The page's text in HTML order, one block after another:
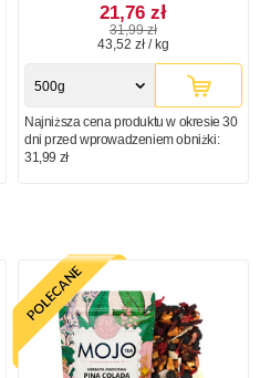
21,76 zł
31,99 zł
43,52 zł / kg
500g
Najniższa cena produktu w okresie 30
dni przed wprowadzeniem obniżki:
31,99 zł